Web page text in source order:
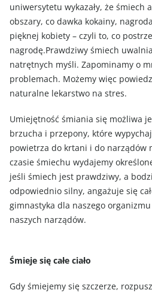
uniwersytetu wykazały, że śmiech
obszary, co dawka kokainy,
pięknej kobiety – czyli to, co
nagrodę.Prawdziwy śmiech
natrętnych myśli. Zapominamy o
problemach. Możemy więc
naturalne lekarstwo na stres.
Umiejętność śmiania się możliwa
brzucha i przepony, które
powietrza do krtani i do narządów
czasie śmiechu wydajemy
jeśli śmiech jest prawdziwy, a
odpowiednio silny, angażuje się
gimnastyka dla naszego organizmu
naszych narządów.
Śmieje się całe ciało
Gdy śmiejemy się szczerze,